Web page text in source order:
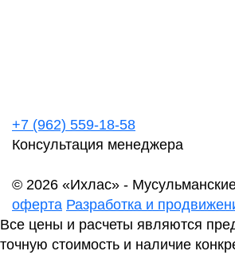
+7 (962) 559-18-58
Консультация менеджера
© 2026 «Ихлас» -
оферта Разработка и
Все цены и расчеты являются
точную стоимость и наличие